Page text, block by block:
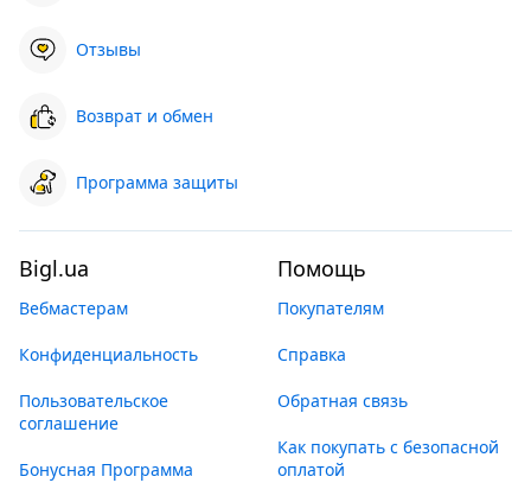
Отзывы
Возврат и обмен
Программа защиты
Bigl.ua
Вебмастерам
Конфиденциальность
Пользовательское
соглашение
Бонусная Программа
Помощь
Покупателям
Справка
Обратная связь
Как покупать с безопасной
оплатой